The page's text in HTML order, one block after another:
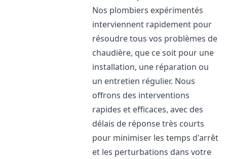
Nos plombiers expérimentés
interviennent rapidement pour
résoudre tous vos problèmes de
chaudière, que ce soit pour une
installation, une réparation ou
un entretien régulier. Nous
offrons des interventions
rapides et efficaces, avec des
délais de réponse très courts
pour minimiser les temps d'arrêt
et les perturbations dans votre